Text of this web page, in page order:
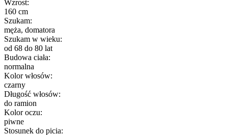
Wzrost:
160 cm
Szukam:
męża, domatora
Szukam w wieku:
od 68 do 80 lat
Budowa ciała:
normalna
Kolor włosów:
czarny
Długość włosów:
do ramion
Kolor oczu:
piwne
Stosunek do picia: